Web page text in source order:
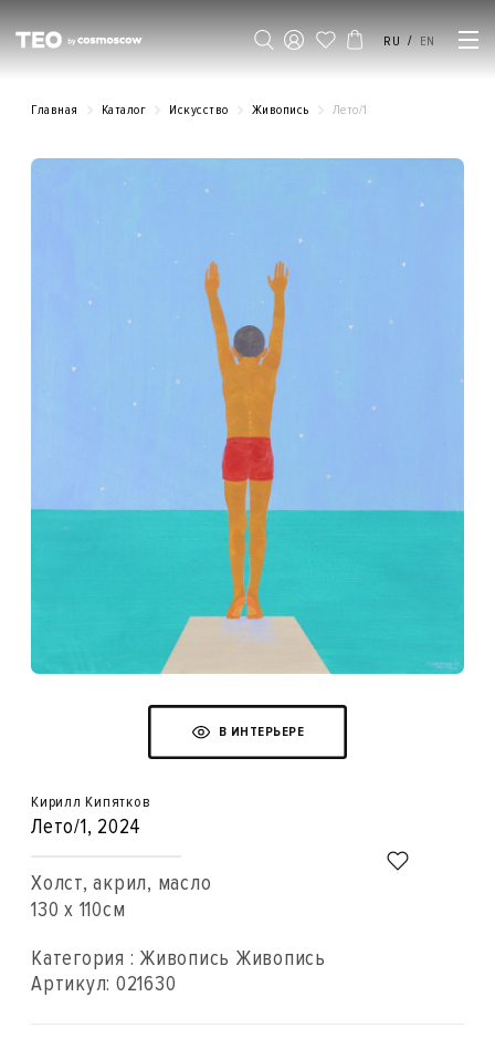
RU / EN
Главная Каталог Искусство Живопись Лето/1
В ИНТЕРЬЕРЕ
Кирилл Кипятков
Лето/1, 2024
Холст, акрил, масло
130 x 110см
Категория : Живопись Живопись
Артикул: 021630